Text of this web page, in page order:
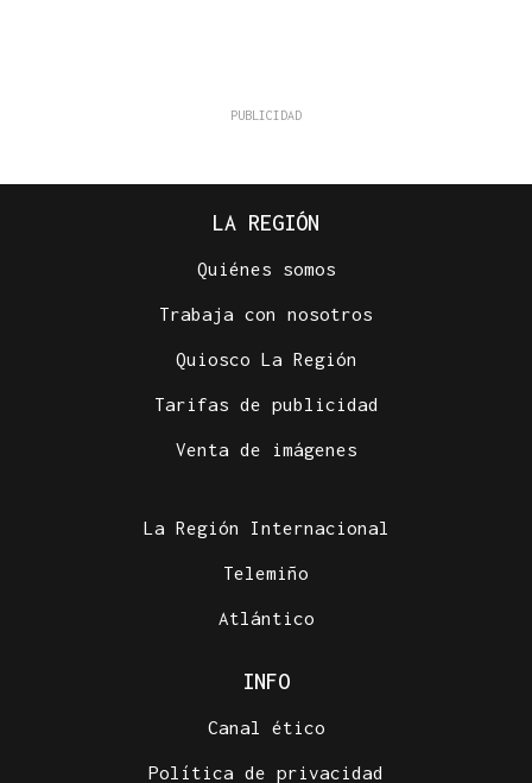
LA REGIÓN
Quiénes somos
Trabaja con nosotros
Quiosco La Región
Tarifas de publicidad
Venta de imágenes
La Región Internacional
Telemiño
Atlántico
INFO
Canal ético
Política de privacidad